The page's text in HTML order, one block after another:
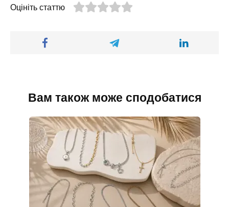
Оцініть статтю
Вам також може сподобатися